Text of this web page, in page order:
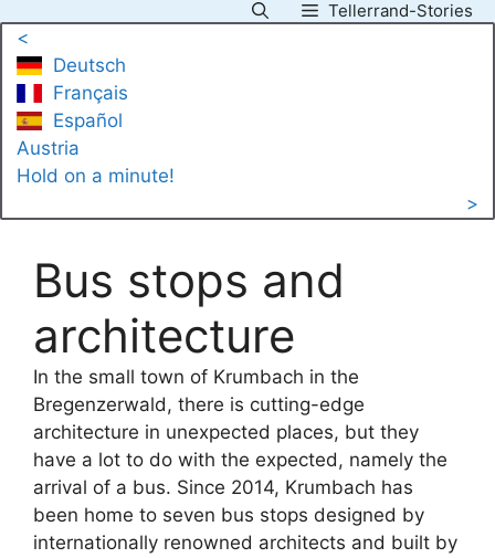
content
Tellerrand-Stories
<
Deutsch
Français
Español
Austria
Hold on a minute!
>
Bus stops and
architecture
In the small town of Krumbach in the
Bregenzerwald, there is cutting-edge
architecture in unexpected places, but they
have a lot to do with the expected, namely the
arrival of a bus. Since 2014, Krumbach has
been home to seven bus stops designed by
internationally renowned architects and built by